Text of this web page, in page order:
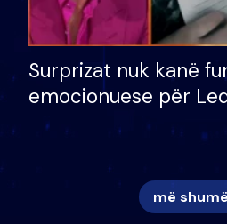
Surprizat nuk kanë
emocionuese për
nëna dhe fëmijët e
më